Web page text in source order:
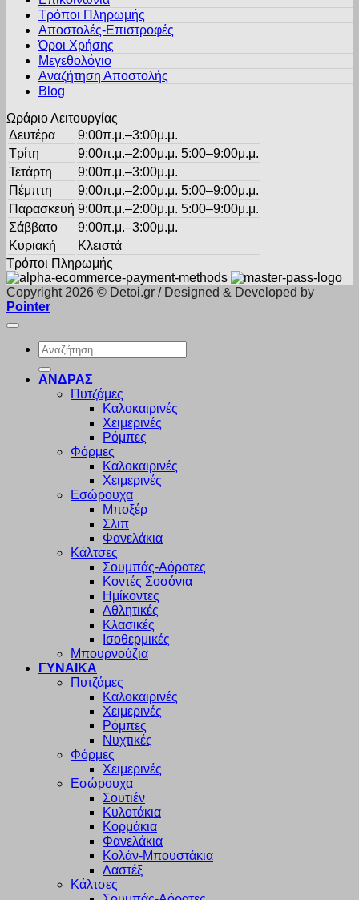
επιλογές
μπορούν
επιλεγούν
σελίδα
Τρόποι Πληρωμής
Αποστολές-Επιστροφές
Όροι Χρήσης
Μεγεθολόγιο
Αναζήτηση Αποστολής
Blog
Ωράριο Λειτουργίας
Δευτέρα
9:00π.μ.–3:00μ.μ.
Τρίτη
9:00π.μ.–2:00μ.μ. 5:00–9:00μ.μ.
Τετάρτη
9:00π.μ.–3:00μ.μ.
Πέμπτη
9:00π.μ.–2:00μ.μ. 5:00–9:00μ.μ.
Παρασκευή 9:00π.μ.–2:00μ.μ. 5:00–9:00μ.μ.
Σάββατο
9:00π.μ.–3:00μ.μ.
Κυριακή
Κλειστά
Τρόποι Πληρωμής
Copyright 2026 © Detoi.gr / Designed & Developed by
Pointer
Αναζήτηση
για:
ΑΝΔΡΑΣ
Πυτζάμες
Καλοκαιρινές
Χειμερινές
Ρόμπες
Φόρμες
Καλοκαιρινές
Χειμερινές
Εσώρουχα
Μποξέρ
Σλιπ
Φανελάκια
Κάλτσες
Σουμπάς-Αόρατες
Κοντές Σοσόνια
Ημίκοντες
Αθλητικές
Κλασικές
Ισοθερμικές
Μπουρνούζια
ΓΥΝΑΙΚΑ
Πυτζάμες
Καλοκαιρινές
Χειμερινές
Ρόμπες
Νυχτικές
Φόρμες
Χειμερινές
Εσώρουχα
Σουτιέν
Κυλοτάκια
Κορμάκια
Φανελάκια
Κολάν-Μπουστάκια
Λαστέξ
Κάλτσες